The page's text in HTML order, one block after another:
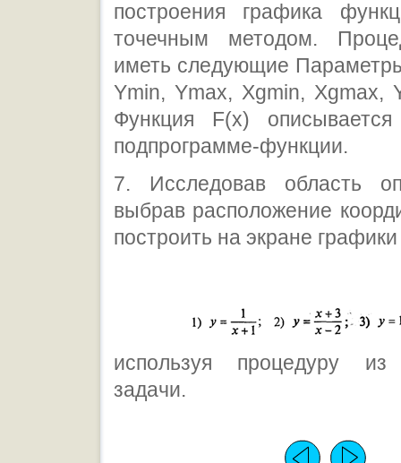
построения графика
точечным методом.
иметь следующие
Ymin, Ymax, Xgmin, Xgmax,
Функция F(x)
подпрограмме-функции.
7. Исследовав область
выбрав расположение
построить на экране
используя процедуру
задачи.